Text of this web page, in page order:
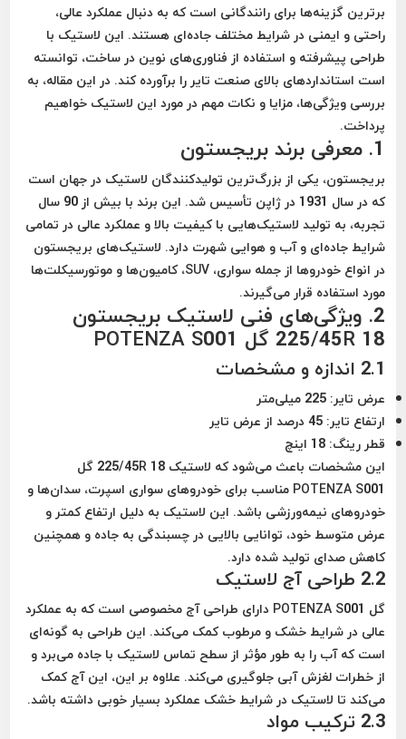
برترین گزینه‌ها برای رانندگانی است که به دنبال عملکرد عالی،
راحتی و ایمنی در شرایط مختلف جاده‌ای هستند. این لاستیک با
طراحی پیشرفته و استفاده از فناوری‌های نوین در ساخت، توانسته
است استانداردهای بالای صنعت تایر را برآورده کند. در این مقاله، به
بررسی ویژگی‌ها، مزایا و نکات مهم در مورد این لاستیک خواهیم
پرداخت.
1. معرفی برند بریجستون
بریجستون، یکی از بزرگ‌ترین تولیدکنندگان لاستیک در جهان است
که در سال 1931 در ژاپن تأسیس شد. این برند با بیش از 90 سال
تجربه، به تولید لاستیک‌هایی با کیفیت بالا و عملکرد عالی در تمامی
شرایط جاده‌ای و آب و هوایی شهرت دارد. لاستیک‌های بریجستون
در انواع خودروها از جمله سواری، SUV، کامیون‌ها و موتورسیکلت‌ها
مورد استفاده قرار می‌گیرند.
2. ویژگی‌های فنی لاستیک بریجستون
225/45R 18 گل POTENZA S001
2.1 اندازه و مشخصات
عرض تایر: 225 میلی‌متر
ارتفاع تایر: 45 درصد از عرض تایر
قطر رینگ: 18 اینچ
این مشخصات باعث می‌شود که لاستیک 225/45R 18 گل
POTENZA S001 مناسب برای خودروهای سواری اسپرت، سدان‌ها و
خودروهای نیمه‌ورزشی باشد. این لاستیک به دلیل ارتفاع کمتر و
عرض متوسط خود، توانایی بالایی در چسبندگی به جاده و همچنین
کاهش صدای تولید شده دارد.
2.2 طراحی آج لاستیک
گل POTENZA S001 دارای طراحی آج مخصوصی است که به عملکرد
عالی در شرایط خشک و مرطوب کمک می‌کند. این طراحی به گونه‌ای
است که آب را به طور مؤثر از سطح تماس لاستیک با جاده می‌برد و
از خطرات لغزش آبی جلوگیری می‌کند. علاوه بر این، این آج کمک
می‌کند تا لاستیک در شرایط خشک عملکرد بسیار خوبی داشته باشد.
2.3 ترکیب مواد